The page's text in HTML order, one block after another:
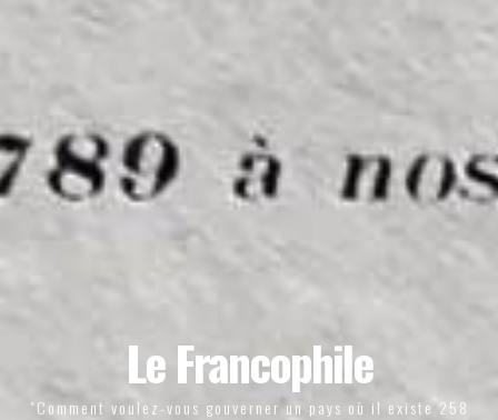
Le Francophile
"Comment voulez-vous gouverner un pays où il existe 258